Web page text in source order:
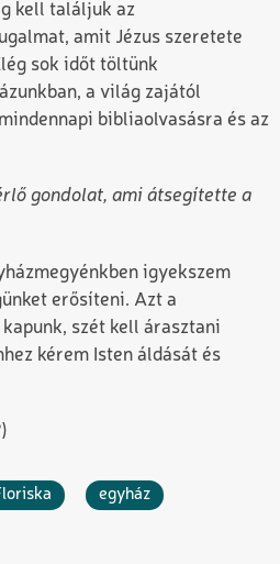
kell találjuk az
amit Jézus szeretete
sok időt töltünk
a világ zajától
bibliaolvasásra és az
gondolat, ami átsegítette a
igyekszem
erősíteni. Azt a
szét kell árasztani
kérem Isten áldását és
)
egyház